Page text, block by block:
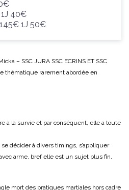
40€
1J 50€
– SSC JURA SSC ECRINS ET SSC
thématique rarement abordée en
à la survie et par conséquent, elle a toute
décider à divers timings, s’appliquer
arme, bref elle est un sujet plus fin,
mort des pratiques martiales hors cadre